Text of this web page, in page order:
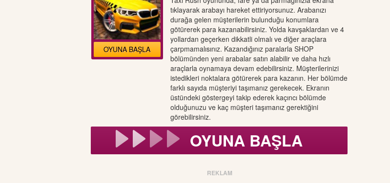
OYUNA BAŞLA
tıklayarak arabayı hareket ettiriyorsunuz. Arabanızı
durağa gelen müşterilerin bulunduğu konumlara
götürerek para kazanabilirsiniz. Yolda kavşaklardan ve 4
yollardan geçerken dikkatli olmalı ve diğer araçlara
çarpmamalısınız. Kazandığınız paralarla SHOP
bölümünden yeni arabalar satın alabilir ve daha hızlı
araçlarla oynamaya devam edebilirsiniz. Müşterilerinizi
istedikleri noktalara götürerek para kazanın. Her bölümde
farklı sayıda müşteriyi taşımanız gerekecek. Ekranın
üstündeki göstergeyi takip ederek kaçıncı bölümde
olduğunuzu ve kaç müşteri taşımanız gerektiğini
görebilirsiniz.
OYUNA BAŞLA
REKLAM